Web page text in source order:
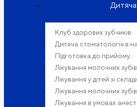
Дитяча
Клуб здорових зубчиків
Дитяча стоматологія в
Підготовка до прийому
Лікування молочних зубів
Лікування у дітей зі
Лікування молочних
Лікування в умовах